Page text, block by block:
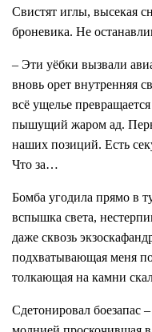
Свистят иглы, высекая
броневика. Не
– Эти уёбки вызвали
вновь орет внутренняя
всё ущелье
пышущий жаром ад.
наших позиций. Есть
Что за…
Бомба угодила прямо в
вспышка света,
даже сквозь
подхватывающая меня
толкающая на камни
Сдетонировал боезапас